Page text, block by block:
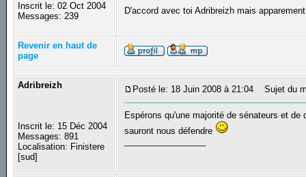
Inscrit le: 02 Oct 2004
Messages: 239
D'accord avec toi Adribreizh mais
Revenir en haut de
page
Adribreizh
Inscrit le: 15 Déc 2004
Messages: 891
Localisation: Finistere
[sud]
Posté le: 18 Juin 2008 à 21:04 Sujet du
Espérons qu'une majorité de sénateurs et
sauront nous défendre